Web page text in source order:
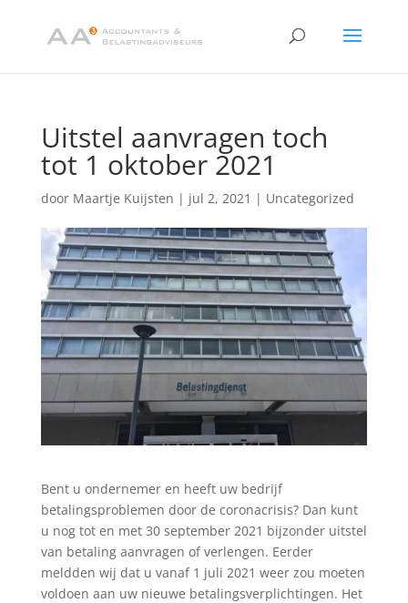
Uitstel aanvragen toch
tot 1 oktober 2021
door Maartje Kuijsten | jul 2, 2021 | Uncategorized
Bent u ondernemer en heeft uw bedrijf
betalingsproblemen door de coronacrisis? Dan kunt
u nog tot en met 30 september 2021 bijzonder uitstel
van betaling aanvragen of verlengen. Eerder
meldden wij dat u vanaf 1 juli 2021 weer zou moeten
voldoen aan uw nieuwe betalingsverplichtingen. Het